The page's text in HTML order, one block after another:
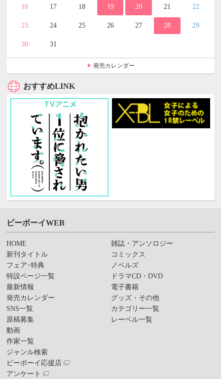
16 17 18 19 20 21 22
23 24 25 26 27 28 29
30 31
発売カレンダー
おすすめLINK
ビーボーイWEB
HOME
新刊タイトル
フェア･特典
特設ページ一覧
最新情報
発売カレンダー
SNS一覧
原稿募集
動画
作家一覧
ジャンル検索
ビーボーイ応援店
アンケート
雑誌・アンソロジー
コミックス
ノベルズ
ドラマCD・DVD
電子書籍
グッズ・その他
カテゴリー一覧
レーベル一覧